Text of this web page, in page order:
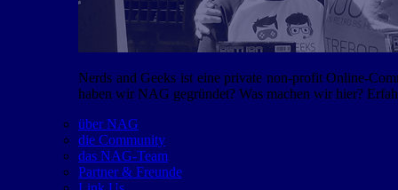
Nerds and Geeks ist eine private non-profit Online-
haben wir NAG gegründet? Was machen wir hier?
über NAG
die Community
das NAG-Team
Partner & Freunde